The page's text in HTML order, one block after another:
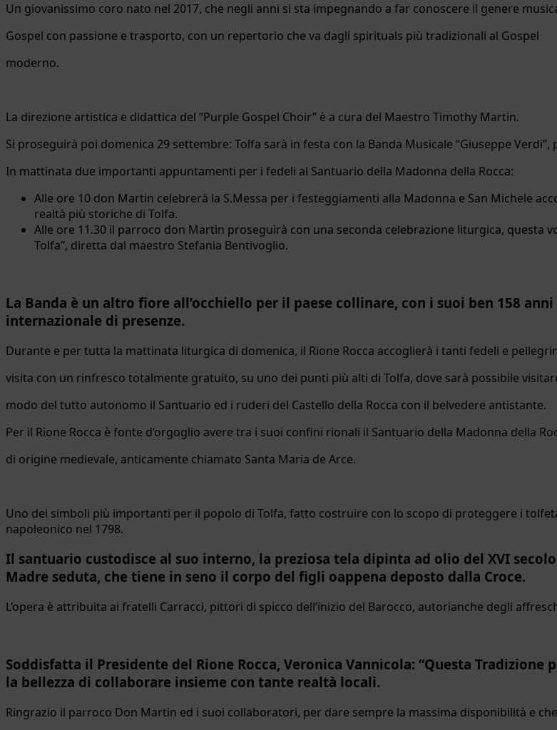
Un giovanissimo coro nato nel 2017, che negli anni si sta impegnando a far conoscere il genere
Gospel con passione e trasporto, con un repertorio che va dagli spirituals più tradizionali al Gospel
moderno.
La direzione artistica e didattica del “Purple Gospel Choir” è a cura del Maestro Timothy Martin.
Si proseguirà poi domenica 29 settembre: Tolfa sarà in festa con la Banda Musicale “Giuseppe Verdi”,
In mattinata due importanti appuntamenti per i fedeli al Santuario della Madonna della Rocca:
Alle ore 10 don Martin celebrerà la S.Messa per i festeggiamenti alla Madonna e San Michele
realtà più storiche di Tolfa.
Alle ore 11.30 il parroco don Martin proseguirà con una seconda celebrazione liturgica, questa
Tolfa”, diretta dal maestro Stefania Bentivoglio.
La Banda è un altro fiore all’occhiello per il paese collinare, con i suoi ben 158
internazionale di presenze.
Durante e per tutta la mattinata liturgica di domenica, il Rione Rocca accoglierà i tanti fedeli e
visita con un rinfresco totalmente gratuito, su uno dei punti più alti di Tolfa, dove sarà possibile
modo del tutto autonomo il Santuario ed i ruderi del Castello della Rocca con il belvedere antistante.
Per il Rione Rocca è fonte d’orgoglio avere tra i suoi confini rionali il Santuario della Madonna della
di origine medievale, anticamente chiamato Santa Maria de Arce.
Uno dei simboli più importanti per il popolo di Tolfa, fatto costruire con lo scopo di proteggere i
napoleonico nel 1798.
Il santuario custodisce al suo interno, la preziosa tela dipinta ad olio del XVI
Madre seduta, che tiene in seno il corpo del figli oappena deposto dalla Croce.
L’opera è attribuita ai fratelli Carracci, pittori di spicco dell’inizio del Barocco, autorianche degli
Soddisfatta il Presidente del Rione Rocca, Veronica Vannicola: “Questa
la bellezza di collaborare insieme con tante realtà locali.
Ringrazio il parroco Don Martin ed i suoi collaboratori, per dare sempre la massima disponibilità e che